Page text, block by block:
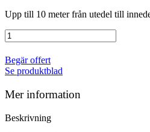
Upp till 10 meter från utedel till
Gree
Amber
25-
A2/Wifi
mängd
Begär offert
Se produktblad
Mer information
Beskrivning